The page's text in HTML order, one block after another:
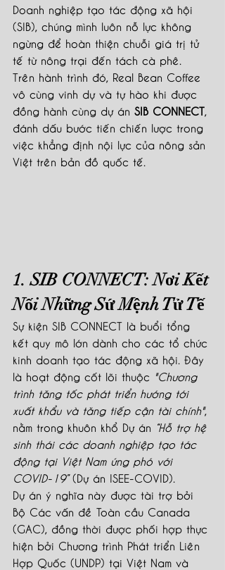
Doanh nghiệp tạo tác động xã hội
(SIB), chúng mình luôn nỗ lực không
ngừng để hoàn thiện chuỗi giá trị tử
tế từ nông trại đến tách cà phê.
Trên hành trình đó, Real Bean Coffee
vô cùng vinh dự và tự hào khi được
đồng hành cùng dự án SIB CONNECT
đánh dấu bước tiến chiến lược trong
việc khẳng định nội lực của nông sản
Việt trên bản đồ quốc tế.
1. SIB CONNECT: Nơi Kết
Nối Những Sứ Mệnh Tử Tế
Sự kiện SIB CONNECT là buổi tổng
kết quy mô lớn dành cho các tổ chức
kinh doanh tạo tác động xã hội. Đây
là hoạt động cốt lõi thuộc "Chương
trình tăng tốc phát triển hướng tới
xuất khẩu và tăng tiếp cận tài chính",
nằm trong khuôn khổ Dự án “Hỗ trợ hệ
sinh thái các doanh nghiệp tạo tác
động tại Việt Nam ứng phó với
COVID-19” (Dự án ISEE-COVID).
Dự án ý nghĩa này được tài trợ bởi
Bộ Các vấn đề Toàn cầu Canada
(GAC), đồng thời được phối hợp thực
hiện bởi Chương trình Phát triển Liên
Hợp Quốc (UNDP) tại Việt Nam và